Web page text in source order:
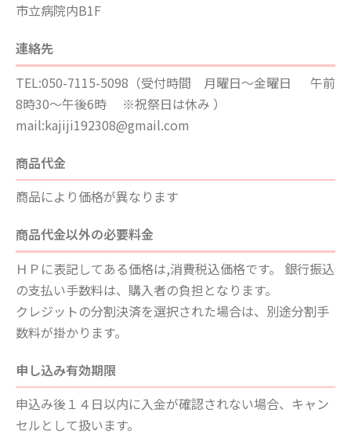
市立病院内B1F
連絡先
TEL:050-7115-5098（受付時間 月曜日～金曜日 午前
8時30～午後6時 ※祝祭日は休み ）
mail:kajiji192308@gmail.com
商品代金
商品により価格が異なります
商品代金以外の必要料金
ＨＰに表記してある価格は,消費税込価格です。 銀行振込
の支払い手数料は、購入者の負担となります。
クレジットの分割決済を選択された場合は、別途分割手
数料が掛かります。
申し込み有効期限
申込み後１４日以内に入金が確認されない場合、キャン
セルとして扱います。